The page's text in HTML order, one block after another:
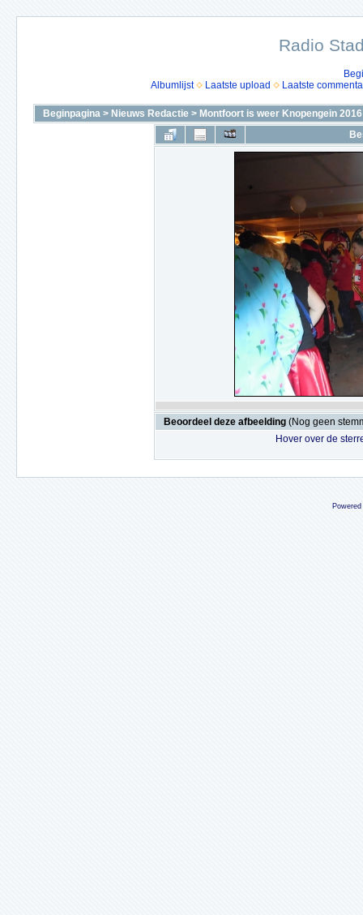
Radio
Albumlijst
Laatste upload Laatste
Beginpagina > Nieuws Redactie > Montfoort is weer Knopengein 2016
Beoordeel deze afbeelding (Nog geen
Hover over de